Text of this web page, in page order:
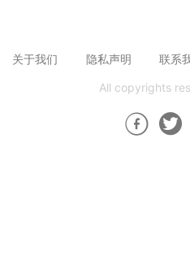
关于我们 隐私声明 联系
All copyrights